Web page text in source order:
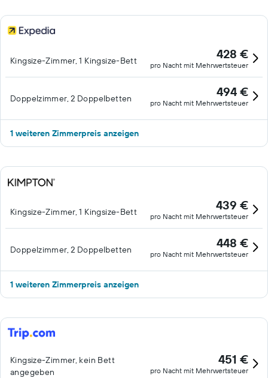
Kingsize-Zimmer, 1 Kingsize-Bett 428 €
pro Nacht mit Mehrwertsteuer
Doppelzimmer, 2 Doppelbetten 494 €
pro Nacht mit Mehrwertsteuer
1 weiteren Zimmerpreis anzeigen
Kingsize-Zimmer, 1 Kingsize-Bett 439 €
pro Nacht mit Mehrwertsteuer
Doppelzimmer, 2 Doppelbetten 448 €
pro Nacht mit Mehrwertsteuer
1 weiteren Zimmerpreis anzeigen
Kingsize-Zimmer, kein Bett
angegeben
451 €
pro Nacht mit Mehrwertsteuer